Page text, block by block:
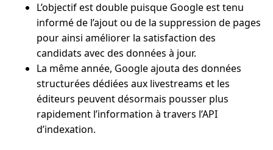
L’objectif est double puisque Google est tenu
informé de l’ajout ou de la suppression de pages
pour ainsi améliorer la satisfaction des
candidats avec des données à jour.
La même année, Google ajouta des données
structurées dédiées aux livestreams et les
éditeurs peuvent désormais pousser plus
rapidement l’information à travers l’API
d’indexation.